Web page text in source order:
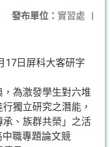
發布單位： 實習處 |
17日屏科大客研字
為激發學生對六堆
獨立研究之潛能，
、族群共榮」之活
職專題論文競